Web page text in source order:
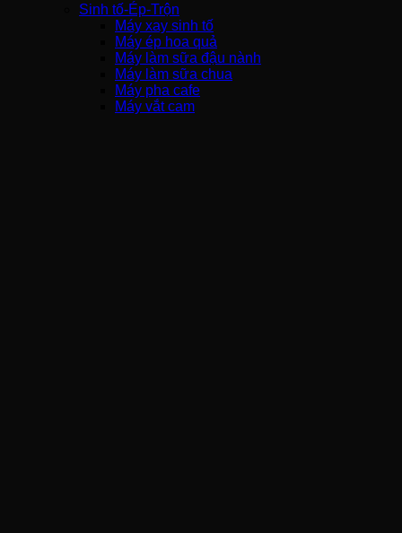
Sinh tố-Ép-Trộn
Máy xay sinh tố
Máy ép hoa quả
Máy làm sữa đậu nành
Máy làm sữa chua
Máy pha cafe
Máy vắt cam